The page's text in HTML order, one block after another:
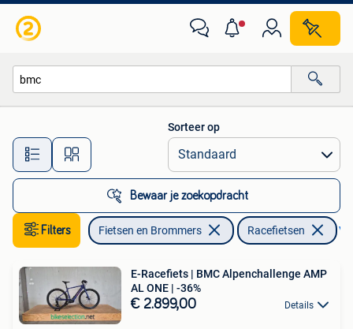
Alle afstanden…
Sorteer op
Bewaar je zoekopdracht
Filters Fietsen en Brommers Racefietsen
E-Racefiets | BMC Alpenchallenge AMP
AL ONE | -36%
€ 2.899,00 Details